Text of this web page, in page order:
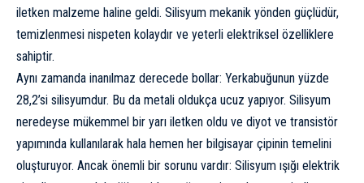
iletken malzeme haline geldi. Silisyum mekanik yönden güçlüdür,
temizlenmesi nispeten kolaydır ve yeterli elektriksel özelliklere
sahiptir.
Aynı zamanda inanılmaz derecede bollar: Yerkabuğunun yüzde
28,2’si silisyumdur. Bu da metali oldukça ucuz yapıyor. Silisyum
neredeyse mükemmel bir yarı iletken oldu ve diyot ve transistör
yapımında kullanılarak hala hemen her bilgisayar çipinin temelini
oluşturuyor. Ancak önemli bir sorunu vardır: Silisyum ışığı elektrik